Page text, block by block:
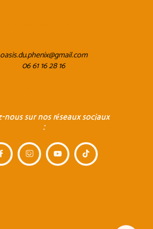
oasis.du.phenix@gmail.com
06 61 16 28 16
nous sur nos réseaux sociaux
:
  